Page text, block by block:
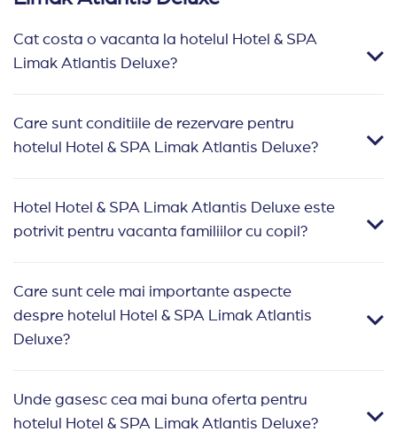
Cat costa o vacanta la hotelul Hotel & SPA
Limak Atlantis Deluxe?
Care sunt conditiile de rezervare pentru
hotelul Hotel & SPA Limak Atlantis Deluxe?
Hotel Hotel & SPA Limak Atlantis Deluxe este
potrivit pentru vacanta familiilor cu copil?
Care sunt cele mai importante aspecte
despre hotelul Hotel & SPA Limak Atlantis
Deluxe?
Unde gasesc cea mai buna oferta pentru
hotelul Hotel & SPA Limak Atlantis Deluxe?